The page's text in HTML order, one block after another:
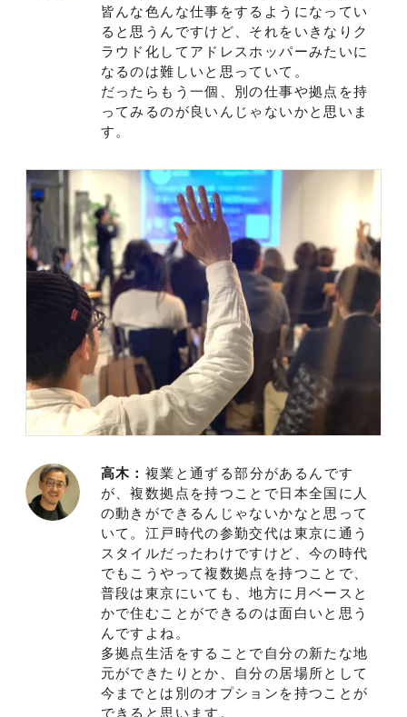
皆んな色んな仕事をするようになってい
ると思うんですけど、それをいきなりク
ラウド化してアドレスホッパーみたいに
なるのは難しいと思っていて。
だったらもう一個、別の仕事や拠点を持
ってみるのが良いんじゃないかと思いま
す。
高木： 複業と通ずる部分があるんです
が、複数拠点を持つことで日本全国に人
の動きができるんじゃないかなと思って
いて。江戸時代の参勤交代は東京に通う
スタイルだったわけですけど、今の時代
でもこうやって複数拠点を持つことで、
普段は東京にいても、地方に月ベースと
かで住むことができるのは面白いと思う
んですよね。
多拠点生活をすることで自分の新たな地
元ができたりとか、自分の居場所として
今までとは別のオプションを持つことが
できると思います。